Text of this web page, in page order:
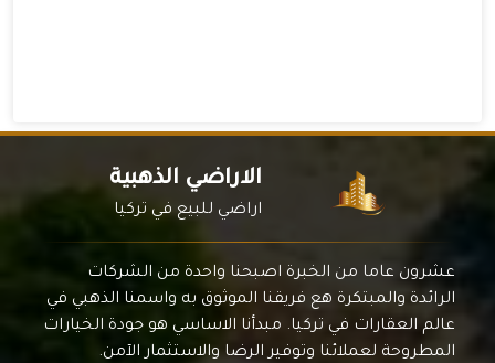
الاراضي الذهبية
اراضي للبيع في تركيا
عشرون عاما من الخبرة اصبحنا واحدة من الشركات
الرائدة والمبتكرة هع فريقنا الموثوق به واسمنا الذهبي في
عالم العقارات في تركيا. مبدأنا الاساسي هو جودة الخيارات
المطروحة لعملائنا وتوفير الرضا والاستثمار الآمن.